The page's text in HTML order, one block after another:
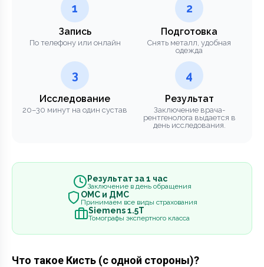
1
Запись
По телефону или онлайн
2
Подготовка
Снять металл, удобная
одежда
3
Исследование
20–30 минут на один сустав
4
Результат
Заключение врача-
рентгенолога выдается в
день исследования.
Результат за 1 час
Заключение в день обращения
ОМС и ДМС
Принимаем все виды страхования
Siemens 1.5Т
Томографы экспертного класса
Что такое Кисть (с одной стороны)?